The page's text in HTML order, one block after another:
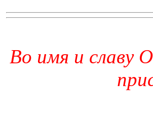
Во имя и славу